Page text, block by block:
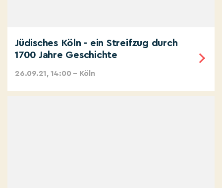
Jüdisches Köln - ein Streifzug durch
1700 Jahre Geschichte
26.09.21, 14:00 – Köln